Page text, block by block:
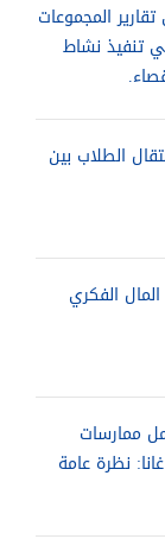
المجموعات
تنفيذ نشاط
الطلاب بين
الفكري
ممارسات
نظرة عامة